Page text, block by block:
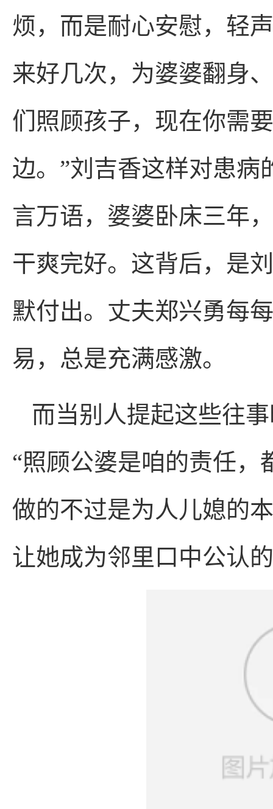
烦，而是耐心安慰，轻
来好几次，为婆婆翻身
们照顾孩子，现在你需
边。”刘吉香这样对患病
言万语，婆婆卧床三年
干爽完好。这背后，是
默付出。丈夫郑兴勇每
易，总是充满感激。
而当别人提起这些往
“照顾公婆是咱的责任，
做的不过是为人儿媳的
让她成为邻里口中公认